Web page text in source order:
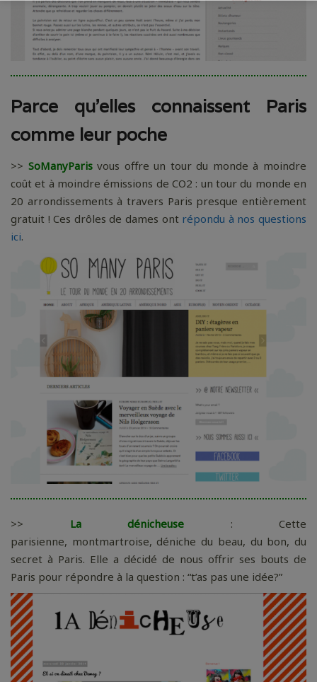
Parce qu’elles connaissent Paris
comme leur poche
>> SoManyParisvous offre un tour du monde à moindre
coût et à moindre émissions de CO2 : un tour du monde en
20 arrondissements à travers Paris presque entièrement
gratuit ! Ces drôles de dames ont répondu à nos questions
ici.
>> La dénicheuse : Cette
parisienne, montmartroise, déniche du beau, du bon, du
secret à Paris. Elle a décidé de nous offrir ses bouts de
Paris pour répondre à la question : “t’as pas une idée?”